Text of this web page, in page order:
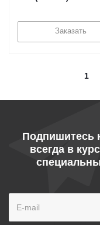
Заказать
1
Подпишитесь
всегда в